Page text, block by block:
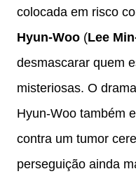
colocada em risco
Hyun-Woo (Lee
desmascarar quem
misteriosas. O
Hyun-Woo também
contra um tumor
perseguição ainda